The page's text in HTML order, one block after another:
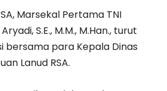
Marsekal Pertama TNI
S.E., M.M., M.Han., turut
para Kepala Dinas
Lanud RSA.